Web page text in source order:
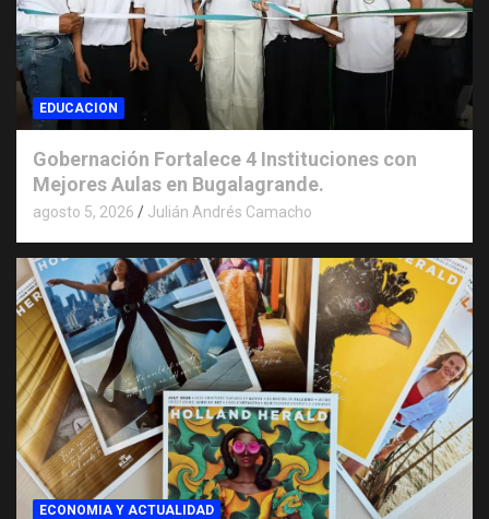
EDUCACION
Gobernación Fortalece 4 Instituciones con
Mejores Aulas en Bugalagrande.
agosto 5, 2026 Julián Andrés Camacho
ECONOMIA Y ACTUALIDAD